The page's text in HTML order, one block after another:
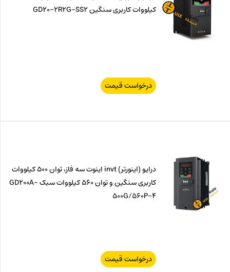
کیلووات کاربری سنگین GD20-2R2G-SS2
درخواست قیمت
درایو (اینورتر) invt اینوت سه فاز، توان 500 کیلووات
کاربری سنگین و توان 560 کیلووات سبک GD200A-
500G/560P-4
درخواست قیمت